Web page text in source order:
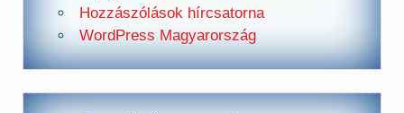
Hozzászólások hírcsatorna
WordPress Magyarország